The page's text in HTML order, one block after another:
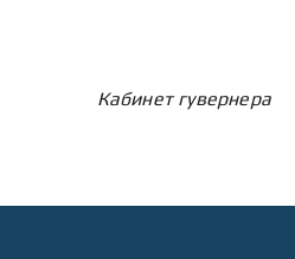
Кабинет гувернера